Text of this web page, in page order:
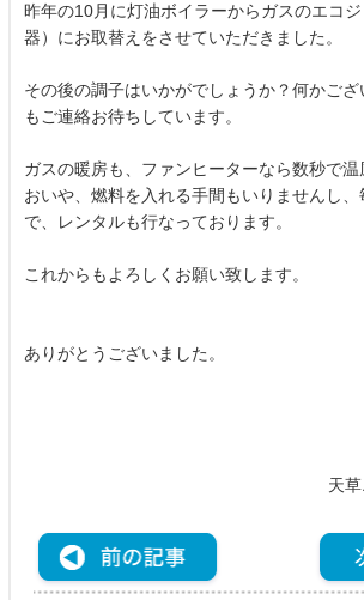
昨年の10月に灯油ボイラーからガスのエコ
器）にお取替えをさせていただきました。
その後の調子はいかがでしょうか？何かご
もご連絡お待ちしています。
ガスの暖房も、ファンヒーターなら数秒で
おいや、燃料を入れる手間もいりませんし、
で、レンタルも行なっております。
これからもよろしくお願い致します。
ありがとうございました。
天